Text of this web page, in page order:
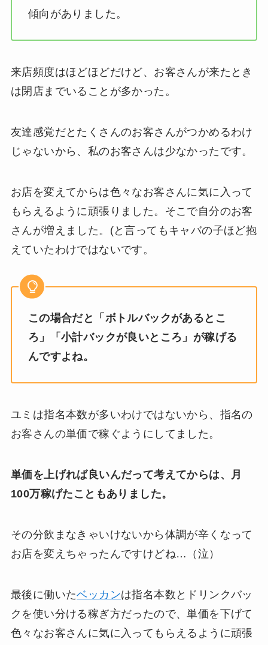
傾向がありました。
来店頻度はほどほどだけど、お客さんが来たとき
は閉店までいることが多かった。
友達感覚だとたくさんのお客さんがつかめるわけ
じゃないから、私のお客さんは少なかったです。
お店を変えてからは色々なお客さんに気に入って
もらえるように頑張りました。そこで自分のお客
さんが増えました。(と言ってもキャバの子ほど抱
えていたわけではないです。
この場合だと「ボトルバックがあるとこ
ろ」「小計バックが良いところ」が稼げる
んですよね。
ユミは指名本数が多いわけではないから、指名の
お客さんの単価で稼ぐようにしてました。
単価を上げれば良いんだって考えてからは、月
100万稼げたこともありました。
その分飲まなきゃいけないから体調が辛くなって
お店を変えちゃったんですけどね…（泣）
最後に働いたベッカンは指名本数とドリンクバッ
クを使い分ける稼ぎ方だったので、単価を下げて
色々なお客さんに気に入ってもらえるように頑張